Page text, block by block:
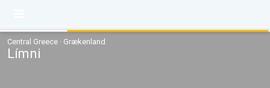
Central Greece · Grækenland
Límni